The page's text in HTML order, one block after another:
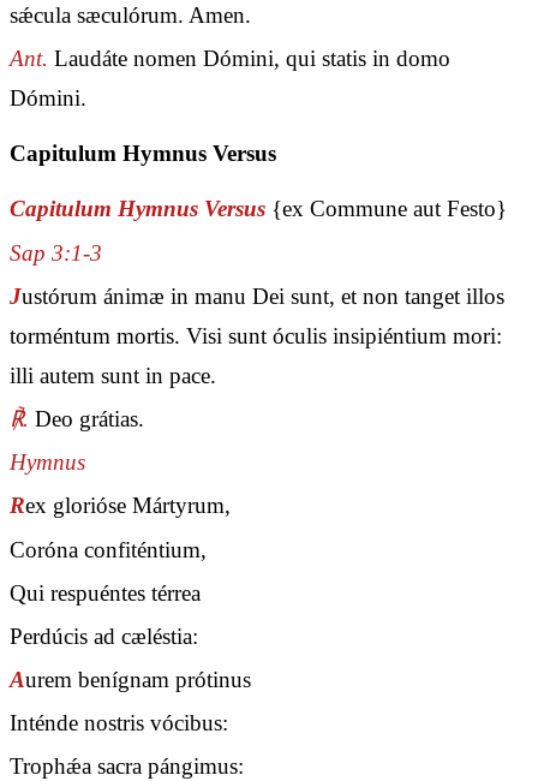
sǽcula sæculórum. Amen.
Ant. Laudáte nomen Dómini, qui statis in domo
Dómini.
Capitulum Hymnus Versus
Capitulum Hymnus Versus {ex Commune aut Festo}
Sap 3:1-3
Justórum ánimæ in manu Dei sunt, et non tanget illos
torméntum mortis. Visi sunt óculis insipiéntium mori:
illi autem sunt in pace.
℟. Deo grátias.
Hymnus
Rex glorióse Mártyrum,
Coróna confiténtium,
Qui respuéntes térrea
Perdúcis ad cæléstia:
Aurem benígnam prótinus
Inténde nostris vócibus:
Trophǽa sacra pángimus: